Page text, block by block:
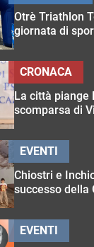
Otrè Triathlon
giornata di
La città piange
scomparsa di
CRONACA
Chiostri e
successo della
EVENTI
EVENTI